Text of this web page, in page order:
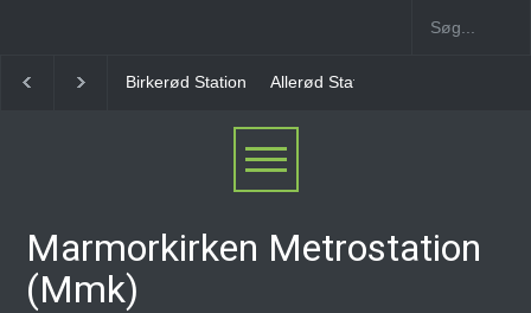
Allerød Station Favrholm Station
Marmorkirken Metrostation
(Mmk)